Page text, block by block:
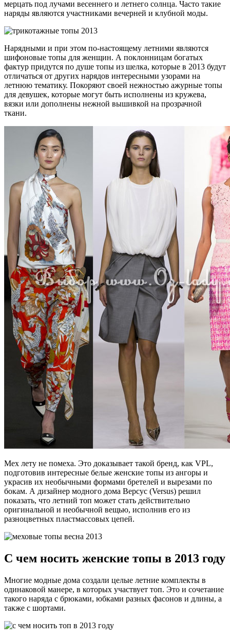
мерцать под лучами весеннего и летнего солнца. Часто такие
наряды являются участниками вечерней и клубной моды.
Нарядными и при этом по-настоящему летними являются
шифоновые топы для женщин. А поклонницам богатых
фактур придутся по душе топы из шелка, которые в 2013 будут
отличаться от других нарядов интересными узорами на
летнюю тематику. Покоряют своей нежностью ажурные топы
для девушек, которые могут быть исполнены из кружева,
вязки или дополнены нежной вышивкой на прозрачной
ткани.
Мех лету не помеха. Это доказывает такой бренд, как VPL,
подготовив интересные белые женские топы из ангоры и
украсив их необычными формами бретелей и вырезами по
бокам. А дизайнер модного дома Версус (Versus) решил
показать, что летний топ может стать действительно
оригинальной и необычной вещью, исполнив его из
разноцветных пластмассовых цепей.
С чем носить женские топы в 2013 году
Многие модные дома создали целые летние комплекты в
одинаковой манере, в которых участвует топ. Это и сочетание
такого наряда с брюками, юбками разных фасонов и длины, а
также с шортами.